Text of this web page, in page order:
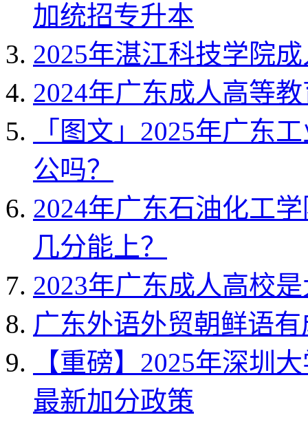
加统招专升本
2025年湛江科技学院
2024年广东成人高等
「图文」2025年广东
公吗？
2024年广东石油化工
几分能上？
2023年广东成人高校
广东外语外贸朝鲜语
【重磅】2025年深圳
最新加分政策